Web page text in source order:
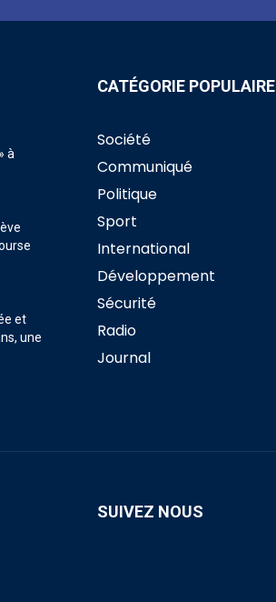
à
et
une
CATÉGORIE POPULAIRE
Société
Communiqué
Politique
Sport
International
Développement
Sécurité
Radio
Journal
SUIVEZ NOUS